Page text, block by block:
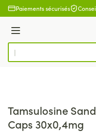
Aller au contenu
Paiements sécurisés
Menu
Rechercher
Tamsulosine
Caps 30x0,4mg